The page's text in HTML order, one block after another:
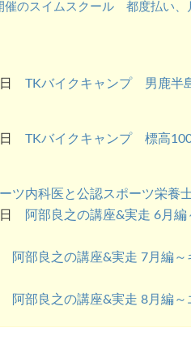
催のスイムスクール 都度払い、
日 TKバイクキャンプ 男鹿半
日 TKバイクキャンプ 標高
ツ内科医と公認スポーツ栄養
日
阿部良之の講座&実走 6月
阿部良之の講座&実走 7月編
阿部良之の講座&実走 8月編